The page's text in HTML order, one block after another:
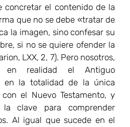
concretar el contenido de la
que no se debe «tratar de
la imagen, sino confesar su
si no se quiere ofender la
LXX, 2, 7). Pero nosotros,
en realidad el Antiguo
en la totalidad de la única
el Nuevo Testamento, y
clave para comprender
Al igual que sucede en el